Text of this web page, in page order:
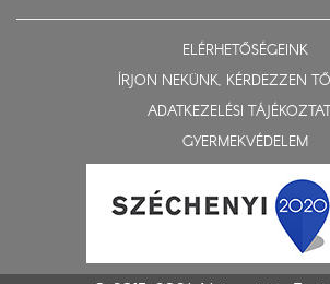
ELÉRHETŐSÉGEINK
ÍRJON NEKÜNK, KÉRDEZZEN
ADATKEZELÉSI
GYERMEKVÉDELEM